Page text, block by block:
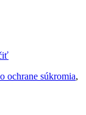
ochrane súkromia,